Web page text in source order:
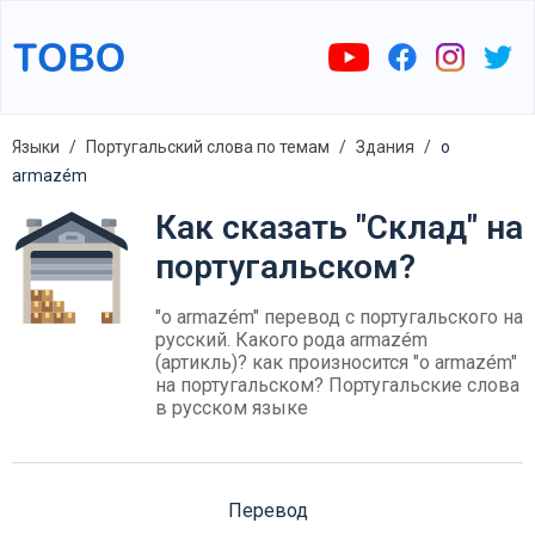
Языки Португальский слова по темам Здания
o
armazém
Как сказать "Склад" на
португальском?
"o armazém" перевод с португальского на
русский. Какого рода armazém
(артикль)? как произносится "o armazém"
на португальском? Португальские слова
в русском языке
Перевод